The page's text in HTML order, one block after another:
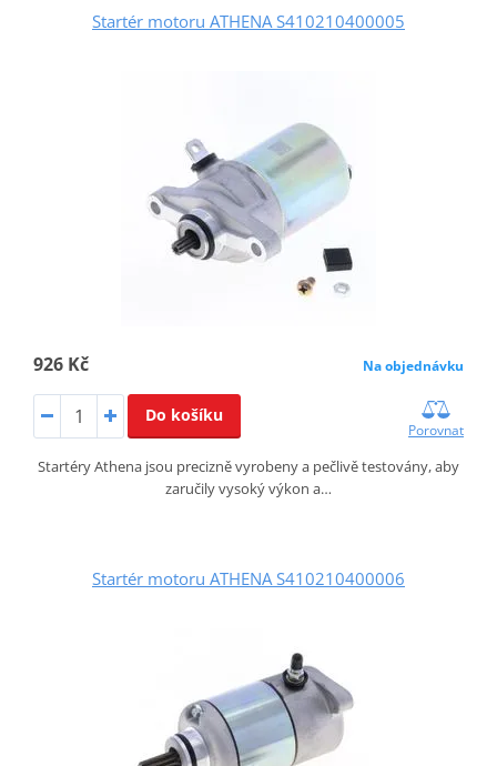
Startér motoru ATHENA S410210400005
926 Kč Na objednávku
Do košíku
Porovnat
Startéry Athena jsou precizně vyrobeny a pečlivě testovány, aby
zaručily vysoký výkon a…
Startér motoru ATHENA S410210400006